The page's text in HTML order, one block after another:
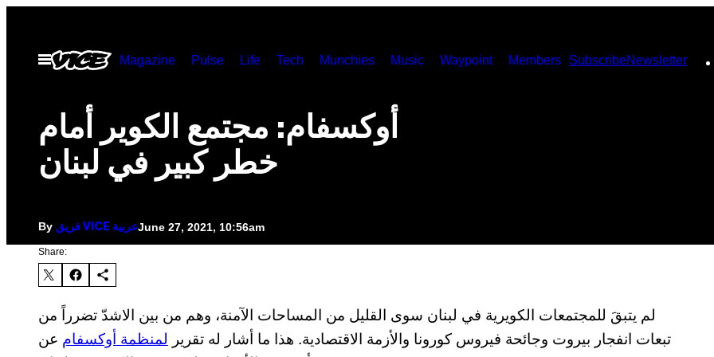
contentOpen
Menu
Magazine Pulse Life Tech Munchies Music Waypoint Members SubscribeNewsletter
أوكسفام: مجتمع الكوير أمام
خطر كبير في لبنان
By فريق VICE عربيةJune 27, 2021, 10:56am
Share:
لم يتبقَ للمجتمعات الكويرية في لبنان سوى القليل من المساحات الآمنة، وهم من بين الاشدّ تضرراً من
تبعات انفجار بيروت وجائحة فيروس كورونا والأزمة الاقتصادية. هذا ما أشار له تقرير لمنظمة أوكسفام عن